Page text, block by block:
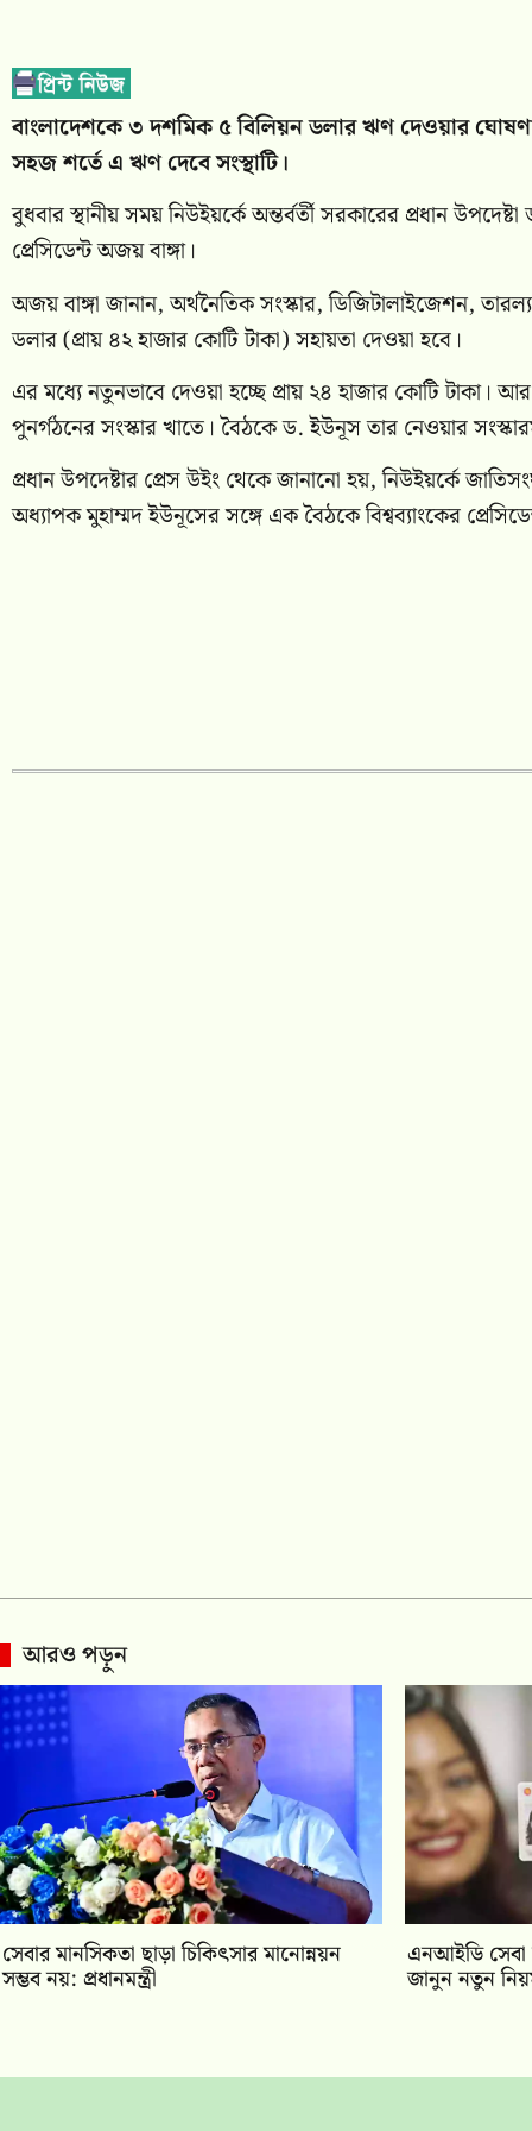
বাংলাদেশকে ৩ দশমিক ৫ বিলিয়ন ডলার ঋণ দেওয়ার ঘোষণা
সহজ শর্তে এ ঋণ দেবে সংস্থাটি।
বুধবার স্থানীয় সময় নিউইয়র্কে অন্তর্বর্তী সরকারের প্রধান
প্রেসিডেন্ট অজয় বাঙ্গা।
অজয় বাঙ্গা জানান, অর্থনৈতিক সংস্কার, ডিজিটালাইজেশন,
ডলার (প্রায় ৪২ হাজার কোটি টাকা) সহায়তা দেওয়া হবে।
এর মধ্যে নতুনভাবে দেওয়া হচ্ছে প্রায় ২৪ হাজার কোটি টাকা।
পুনর্গঠনের সংস্কার খাতে। বৈঠকে ড. ইউনূস তার নেওয়ার
প্রধান উপদেষ্টার প্রেস উইং থেকে জানানো হয়, নিউইয়র্কে
অধ্যাপক মুহাম্মদ ইউনূসের সঙ্গে এক বৈঠকে বিশ্বব্যাংকের
আরও পড়ুন
সেবার মানসিকতা ছাড়া চিকিৎসার মানোন্নয়ন
সম্ভব নয়: প্রধানমন্ত্রী
এনআইডি
জানুন নতুন